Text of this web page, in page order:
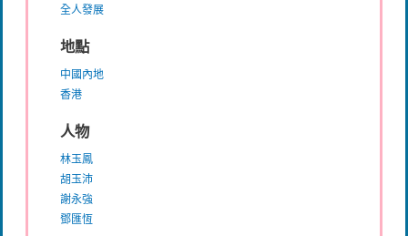
全人發展
地點
中國內地
香港
人物
林玉鳳
胡玉沛
謝永強
鄧匯恆